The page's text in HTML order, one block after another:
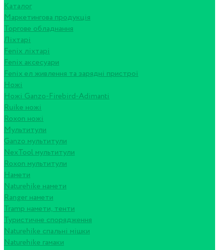
Каталог
Маркетингова продукція
Торгове обладнання
Ліхтарі
Fenix ліхтарі
Fenix аксесуари
Fenix ел живлення та зарядні пристрої
Ножі
Ножі Ganzo-Firebird-Adimanti
Ruike ножі
Roxon ножi
Мультитули
Ganzo мультитули
NexTool мультитули
Roxon мультитули
Намети
Naturehike намети
Ranger намети
Tramp намети, тенти
Туристичне спорядження
Naturehike спальні мішки
Naturehike гамаки